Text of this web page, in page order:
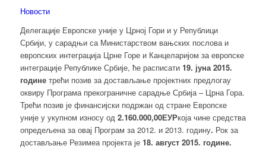
Новости
Делегације Европске уније у Црној Гори и у Републици
Србији, у сарадњи са Министарством вањских послова и
европских интеграција Црне Горе и Канцеларијом за европске
интеграције Републике Србије, ће расписати 19. јуна2015.
године трећи позив за достављање пројектних предлогау
оквиру Програма прекограничне сарадње Србија – Црна Гора.
Трећи позив је финансијски подржан од стране Европске
уније у укупном износу од 2.160.000,00ЕУРкоја чине средства
опредељена за овај Програм за 2012. и 2013. годину. Рок за
достављање Резимеа пројекта је 18. август 2015. године.